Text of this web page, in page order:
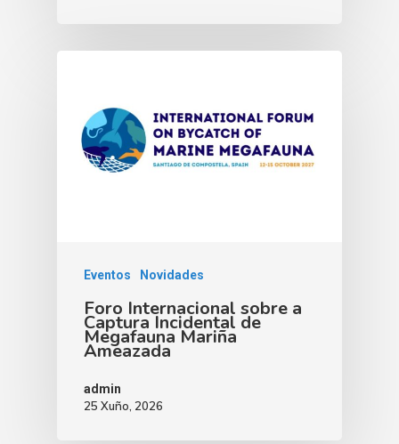
Eventos Novidades
Foro Internacional sobre a
Captura Incidental de
Megafauna Mariña
Ameazada
admin
25 Xuño, 2026